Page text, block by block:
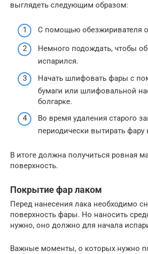
выглядеть следующим образом:
С помощью обезжиривателя
Немного подождать, чтобы
испарился.
Начать шлифовать фары с
бумаги или шлифовальной
болгарке.
Во время удаления старого
периодически вытирать фару
В итоге должна получиться ровная
поверхность.
Покрытие фар лаком
Перед нанесения лака необходимо
поверхность фары. Но наносить
нужно, оно должно для начала
Важные моменты, о которых нужно